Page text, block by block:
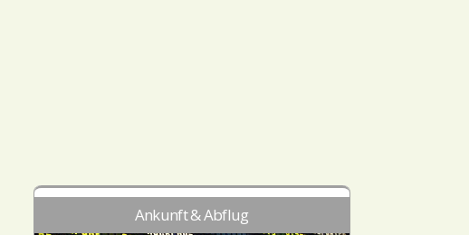
Ankunft & Abflug